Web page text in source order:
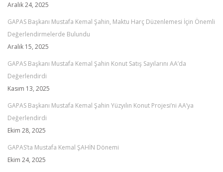
Aralık 24, 2025
GAPAS Başkanı Mustafa Kemal Şahin, Maktu Harç Düzenlemesi İçin Önemli
Değerlendirmelerde Bulundu
Aralık 15, 2025
GAPAS Başkanı Mustafa Kemal Şahin Konut Satış Sayılarını AA’da
Değerlendirdi
Kasım 13, 2025
GAPAS Başkanı Mustafa Kemal Şahin Yüzyılın Konut Projesi’ni AA’ya
Değerlendirdi
Ekim 28, 2025
GAPAS’ta Mustafa Kemal ŞAHİN Dönemi
Ekim 24, 2025